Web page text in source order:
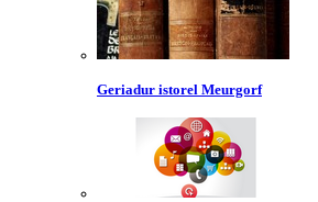
Geriadur istorel Meurgorf